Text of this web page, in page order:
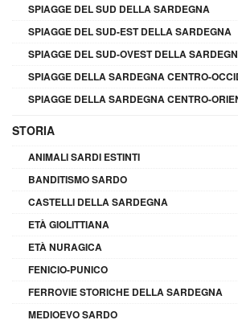
SPIAGGE DEL SUD DELLA SARDEGNA
SPIAGGE DEL SUD-EST DELLA SARDEGNA
SPIAGGE DEL SUD-OVEST DELLA
SPIAGGE DELLA SARDEGNA CENTRO-
SPIAGGE DELLA SARDEGNA CENTRO-
STORIA
ANIMALI SARDI ESTINTI
BANDITISMO SARDO
CASTELLI DELLA SARDEGNA
ETÀ GIOLITTIANA
ETÀ NURAGICA
FENICIO-PUNICO
FERROVIE STORICHE DELLA SARDEGNA
MEDIOEVO SARDO